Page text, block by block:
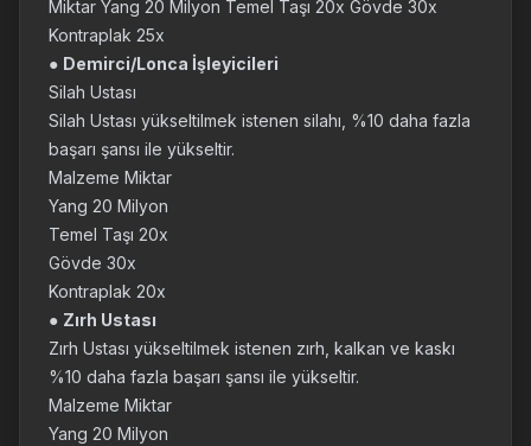
Miktar Yang 20 Milyon Temel Taşı 20x Gövde 30x
Kontraplak 25x
● Demirci/Lonca İşleyicileri
Silah Ustası
Silah Ustası yükseltilmek istenen silahı, %10 daha fazla
başarı şansı ile yükseltir.
Malzeme Miktar
Yang 20 Milyon
Temel Taşı 20x
Gövde 30x
Kontraplak 20x
● Zırh Ustası
Zırh Ustası yükseltilmek istenen zırh, kalkan ve kaskı
%10 daha fazla başarı şansı ile yükseltir.
Malzeme Miktar
Yang 20 Milyon